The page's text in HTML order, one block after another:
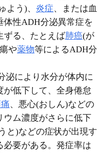
よう)、 炎症、または血
性ADH分泌異常症を
ずる、たとえば肺癌(が
や薬物等によるADH分
により水分が体内に
が低下して、全身倦怠
、悪心(おしん)などの
ウム濃度がさらに低下
と)などの症状が出現す
必要がある。発症率は